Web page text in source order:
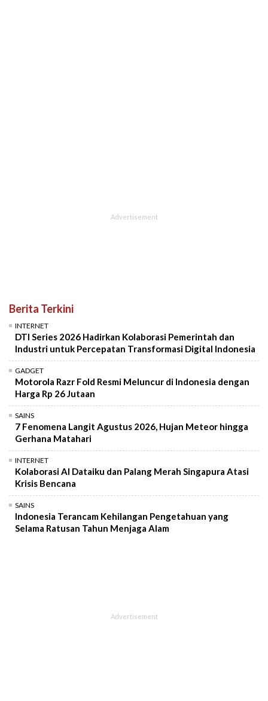
Berita Terkini
INTERNET
DTI Series 2026 Hadirkan Kolaborasi Pemerintah dan
Industri untuk Percepatan Transformasi Digital Indonesia
GADGET
Motorola Razr Fold Resmi Meluncur di Indonesia dengan
Harga Rp 26 Jutaan
SAINS
7 Fenomena Langit Agustus 2026, Hujan Meteor hingga
Gerhana Matahari
INTERNET
Kolaborasi AI Dataiku dan Palang Merah Singapura Atasi
Krisis Bencana
SAINS
Indonesia Terancam Kehilangan Pengetahuan yang
Selama Ratusan Tahun Menjaga Alam